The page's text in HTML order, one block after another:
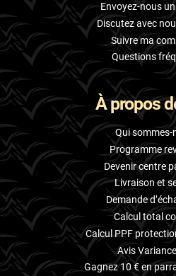
Envoyez-nous
Discutez avec
Suivre ma
Questions
À propos
Qui sommes-
Programme
Devenir centre
Livraison et
Demande
Calcul total
Calcul PPF
Avis
Gagnez 10 € en